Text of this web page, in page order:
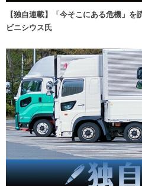
【独自連載】「今そこにある危機」
ビニシウス氏